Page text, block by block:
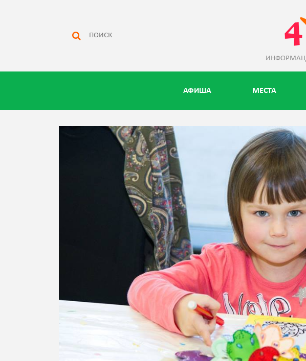
АФИША МЕСТА